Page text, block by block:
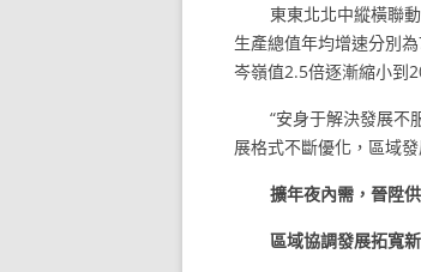
東東北北中縱橫聯
生產總值年均增速分別
岑嶺值2.5倍逐漸縮小到
“安身于解決發展不
展格式不斷優化，區域
擴年夜內需，晉陞
區域協調發展拓寬